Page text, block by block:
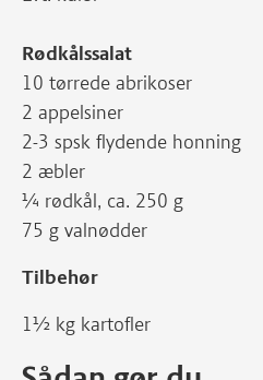
Rødkålssalat
10 tørrede abrikoser
2 appelsiner
2-3 spsk flydende honning
2 æbler
¼ rødkål, ca. 250 g
75 g valnødder
Tilbehør
1½ kg kartofler